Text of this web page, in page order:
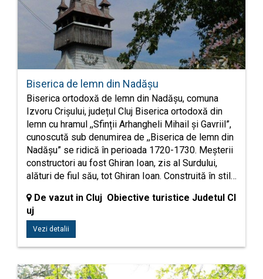
Biserica de lemn din Nadășu
Biserica ortodoxă de lemn din Nadășu, comuna
Izvoru Crișului, județul Cluj Biserica ortodoxă din
lemn cu hramul ,,Sfinții Arhangheli Mihail și Gavriil”,
cunoscută sub denumirea de ,,Biserica de lemn din
Nadășu” se ridică în perioada 1720-1730. Meșterii
constructori au fost Ghiran Ioan, zis al Surdului,
alături de fiul său, tot Ghiran Ioan. Construită în stil…
De vazut in Cluj Obiective turistice Judetul Cl
uj
Vezi detalii